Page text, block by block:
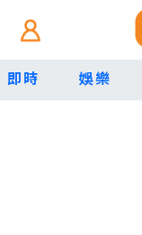
即時 娛樂